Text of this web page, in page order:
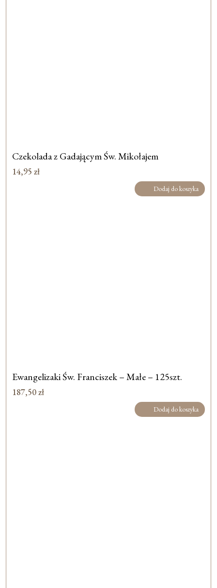
Czekolada z Gadającym Św. Mikołajem
14,95 zł
Dodaj do koszyka
Ewangelizaki Św. Franciszek – Małe – 125szt.
187,50zł
Dodaj do koszyka